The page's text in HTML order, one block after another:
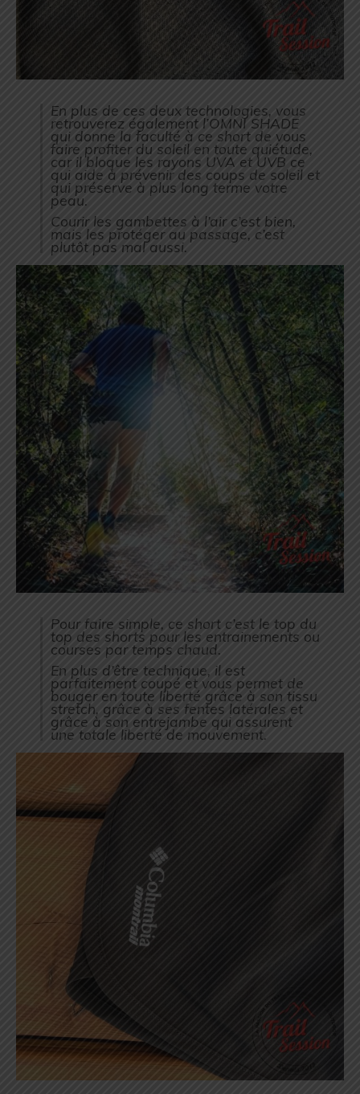
En plus de ces deux technologies, vous
retrouverez également l’OMNI SHADE
qui donne la faculté à ce short de vous
faire profiter du soleil en toute quiétude,
car il bloque les rayons UVA et UVB ce
qui aide à prévenir des coups de soleil et
qui préserve à plus long terme votre
peau.
Courir les gambettes à l’air c’est bien,
mais les protéger au passage, c’est
plutôt pas mal aussi.
Pour faire simple, ce short c’est le top du
top des shorts pour les entrainements ou
courses par temps chaud.
En plus d’être technique, il est
parfaitement coupé et vous permet de
bouger en toute liberté grâce à son tissu
stretch, grâce à ses fentes latérales et
grâce à son entrejambe qui assurent
une totale liberté de mouvement.